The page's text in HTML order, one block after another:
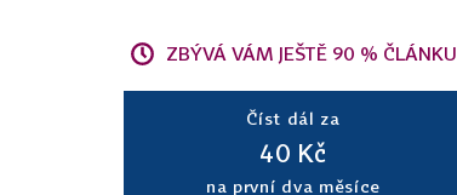
ZBÝVÁ VÁM JEŠTĚ 90 % ČLÁNKU
Číst dál za
40 Kč
na první dva měsíce